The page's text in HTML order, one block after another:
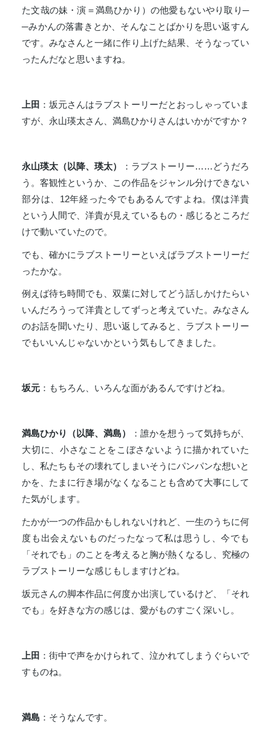
た文哉の妹・演＝満島ひかり）の他愛もないやり取り─
─みかんの落書きとか、そんなことばかりを思い返すん
です。みなさんと一緒に作り上げた結果、そうなってい
ったんだなと思いますね。
上田 ：坂元さんはラブストーリーだとおっしゃっていま
すが、永山瑛太さん、満島ひかりさんはいかがですか？
永山瑛太（以降、瑛太）
：ラブストーリー……どうだろ
う。客観性というか、この作品をジャンル分けできない
部分は、12年経った今でもあるんですよね。僕は洋貴
という人間で、洋貴が見えているもの・感じるところだ
けで動いていたので。
でも、確かにラブストーリーといえばラブストーリーだ
ったかな。
例えば待ち時間でも、双葉に対してどう話しかけたらい
いんだろうって洋貴としてずっと考えていた。みなさん
のお話を聞いたり、思い返してみると、ラブストーリー
でもいいんじゃないかという気もしてきました。
坂元 ：もちろん、いろんな面があるんですけどね。
満島ひかり（以降、満島）
：誰かを想うって気持ちが、
大切に、小さなことをこぼさないように描かれていた
し、私たちもその壊れてしまいそうにパンパンな想いと
かを、たまに行き場がなくなることも含めて大事にして
た気がします。
たかが一つの作品かもしれないけれど、一生のうちに何
度も出会えないものだったなって私は思うし、今でも
「それでも」のことを考えると胸が熱くなるし、究極の
ラブストーリーな感じもしますけどね。
坂元さんの脚本作品に何度か出演しているけど、「それ
でも」を好きな方の感じは、愛がものすごく深いし。
上田 ：街中で声をかけられて、泣かれてしまうぐらいで
すものね。
満島 ：そうなんです。